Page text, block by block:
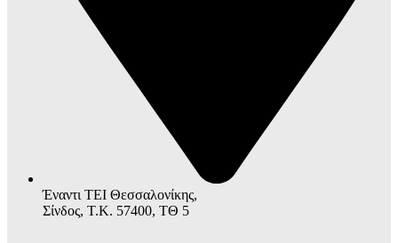
Έναντι ΤΕΙ Θεσσαλονίκης,
Σίνδος, Τ.Κ. 57400, ΤΘ 5